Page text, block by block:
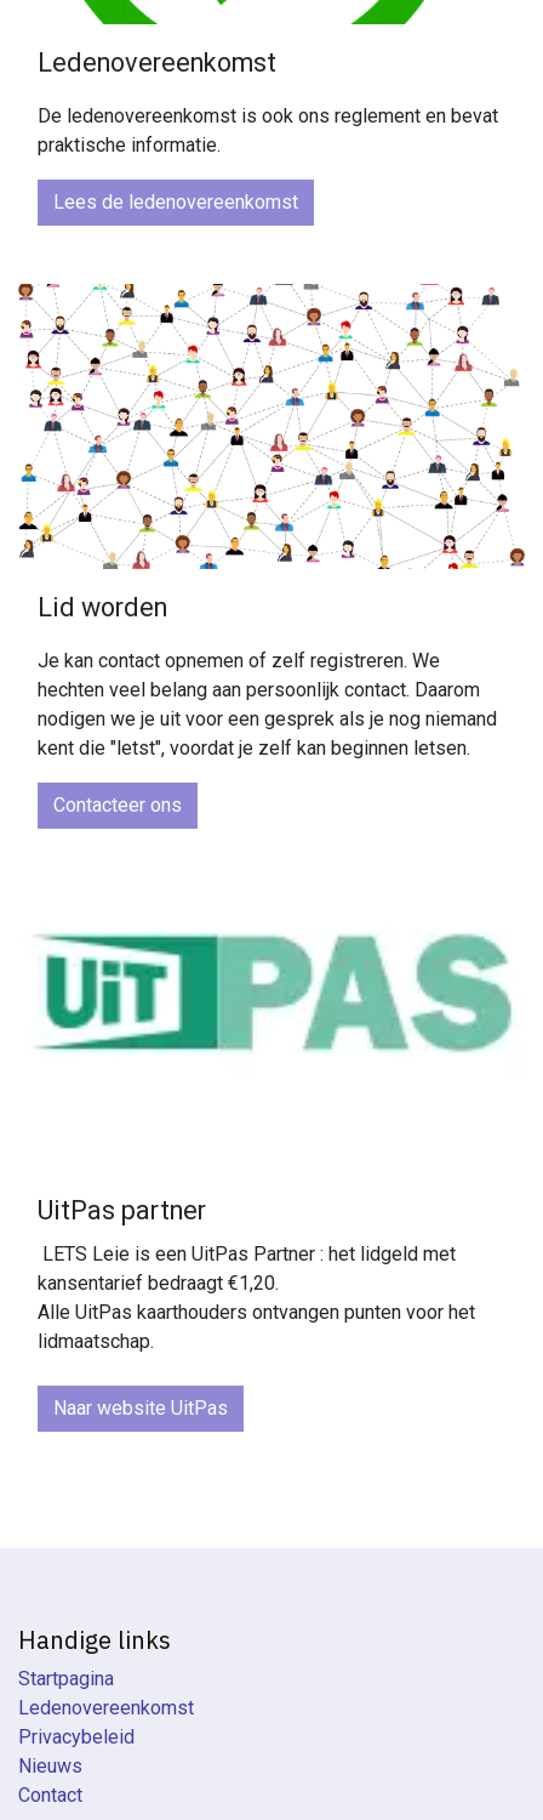
Ledenovereenkomst
De ledenovereenkomst is ook ons reglement en bevat
praktische informatie.
Lees de ledenovereenkomst
Lid worden
Je kan contact opnemen of zelf registreren. We
hechten veel belang aan persoonlijk contact. Daarom
nodigen we je uit voor een gesprek als je nog niemand
kent die "letst", voordat je zelf kan beginnen letsen.
Contacteer ons
UitPas partner
LETS Leie is een UitPas Partner : het lidgeld met
kansentarief bedraagt €1,20.
Alle UitPas kaarthouders ontvangen punten voor het
lidmaatschap.
Naar website UitPas
Handige links
Startpagina
Ledenovereenkomst
Privacybeleid
Nieuws
Contact